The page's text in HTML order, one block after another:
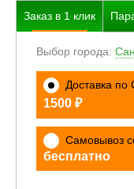
Заказ в 1 клик
Выбор города:
Доставка по
1500 ₽
Самовывоз
бесплатно